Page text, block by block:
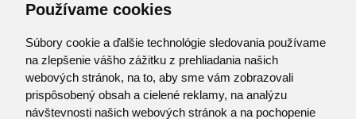
Používame cookies
Súbory cookie a ďalšie technológie sledovania používame
na zlepšenie vášho zážitku z prehliadania našich
webových stránok, na to, aby sme vám zobrazovali
prispôsobený obsah a cielené reklamy, na analýzu
návštevnosti našich webových stránok a na pochopenie
Kontakt
Pozvánka do infocentra
Zoznam použitých skratiek
Mapa stránok